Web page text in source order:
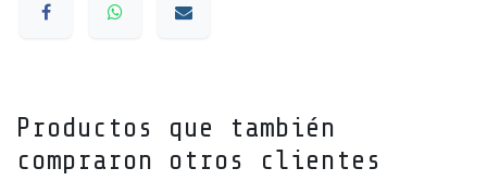
Productos que también
compraron otros clientes